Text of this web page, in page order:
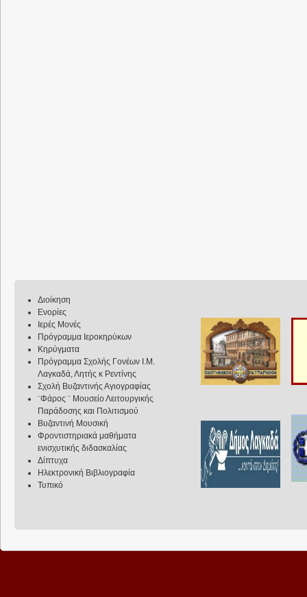
Διοίκηση
Ενορίες
Ιερές Μονές
Πρόγραμμα Ιεροκηρύκων
Κηρύγματα
Πρόγραμμα Σχολής Γονέων Ι.Μ.
Λαγκαδά, Λητής κ Ρεντίνης
Σχολή Βυζαντινής Αγιογραφίας
¨Φάρος ¨ Μουσείο Λειτουργικής
Παράδοσης και Πολιτισμού
Βυζαντινή Μουσική
Φροντιστηριακά μαθήματα
ενισχυτικής διδασκαλίας
Δίπτυχα
Ηλεκτρονική Βιβλιογραφία
Τυπικό